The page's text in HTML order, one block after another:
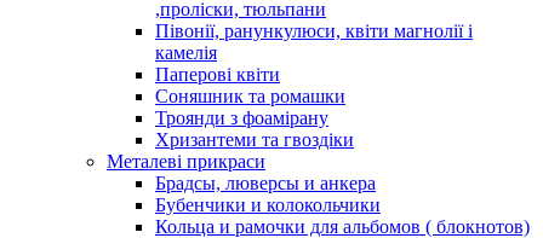
,проліски, тюльпани
Півонії, ранункулюси, квіти магнолії і
камелія
Паперові квіти
Соняшник та ромашки
Троянди з фоамірану
Хризантеми та гвоздіки
Металеві прикраси
Брадсы, люверсы и анкера
Бубенчики и колокольчики
Кольца и рамочки для альбомов ( блокнотов)